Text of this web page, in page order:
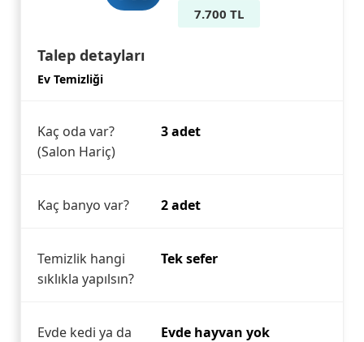
7.700 TL
Talep detayları
Ev Temizliği
Kaç oda var?
(Salon Hariç)
3 adet
Kaç banyo var? 2 adet
Temizlik hangi
sıklıkla yapılsın?
Tek sefer
Evde kedi ya da
Evde hayvan yok